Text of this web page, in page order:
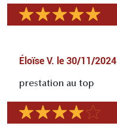
Éloïse V. le 30/11/2024
prestation au top